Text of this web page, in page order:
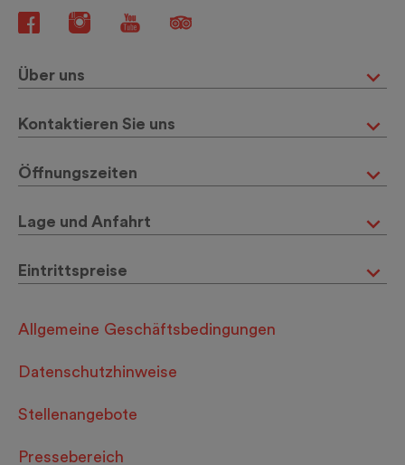
Über uns
Kontaktieren Sie uns
Öffnungszeiten
Lage und Anfahrt
Eintrittspreise
Allgemeine Geschäftsbedingungen
Datenschutzhinweise
Stellenangebote
Pressebereich